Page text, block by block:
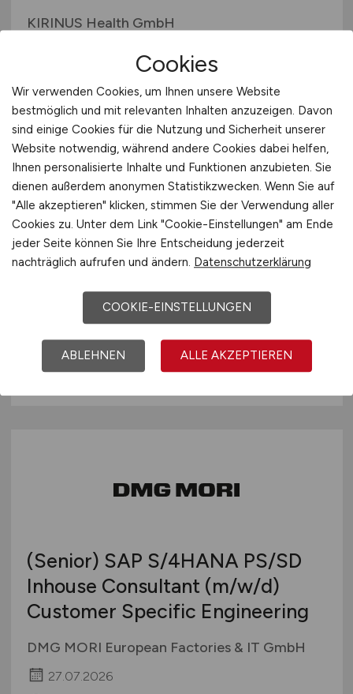
KIRINUS Health GmbH
KIS Anwendungsbetreuer
(m/w/d)- KIRINUS IT Services
KIRINUS Health GmbH
27.07.2026
(Senior) SAP S/4HANA PS/SD
Inhouse Consultant (m/w/d)
Customer Specific Engineering
DMG MORI European Factories & IT GmbH
27.07.2026
Cookies
Wir verwenden Cookies, um Ihnen unsere Website
bestmöglich und mit relevanten Inhalten anzuzeigen. Davon
sind einige Cookies für die Nutzung und Sicherheit unserer
Website notwendig, während andere Cookies dabei helfen,
Ihnen personalisierte Inhalte und Funktionen anzubieten. Sie
dienen außerdem anonymen Statistikzwecken. Wenn Sie auf
"Alle akzeptieren" klicken, stimmen Sie der Verwendung aller
Cookies zu. Unter dem Link "Cookie-Einstellungen" am Ende
jeder Seite können Sie Ihre Entscheidung jederzeit
nachträglich aufrufen und ändern. Datenschutzerklärung
COOKIE-EINSTELLUNGEN
ABLEHNEN ALLE AKZEPTIEREN